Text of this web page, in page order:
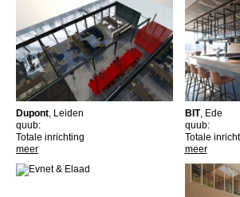
Dupont , Leiden
quub:
Totale inrichting
meer
BIT, Ede
quub:
Totale
meer